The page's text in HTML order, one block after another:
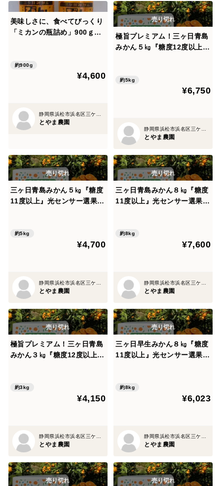
美味しさに、食べてびっくり
「ミカンの瓶詰め」900ｇ×
約900g
¥4,600
とやま農園
極旨プレミアム！三ヶ日青島
みかん５㎏『糖度12度以上』
約5kg
¥6,750
とやま農園
三ヶ日青島みかん５㎏『糖度
11度以上』光センサー選果
約5kg
¥4,700
とやま農園
三ヶ日青島みかん８㎏『糖度
11度以上』光センサー選果
約8kg
¥7,600
とやま農園
極旨プレミアム！三ヶ日青島
みかん３㎏『糖度12度以上』
約3kg
¥4,150
静岡県浜松市浜名区三ケ日町平山1273-17
とやま農園
三ヶ日早生みかん８㎏『糖度
11度以上』光センサー選果
約8kg
¥6,023
静岡県浜松市浜名区三ケ日町平山1273-17
とやま農園